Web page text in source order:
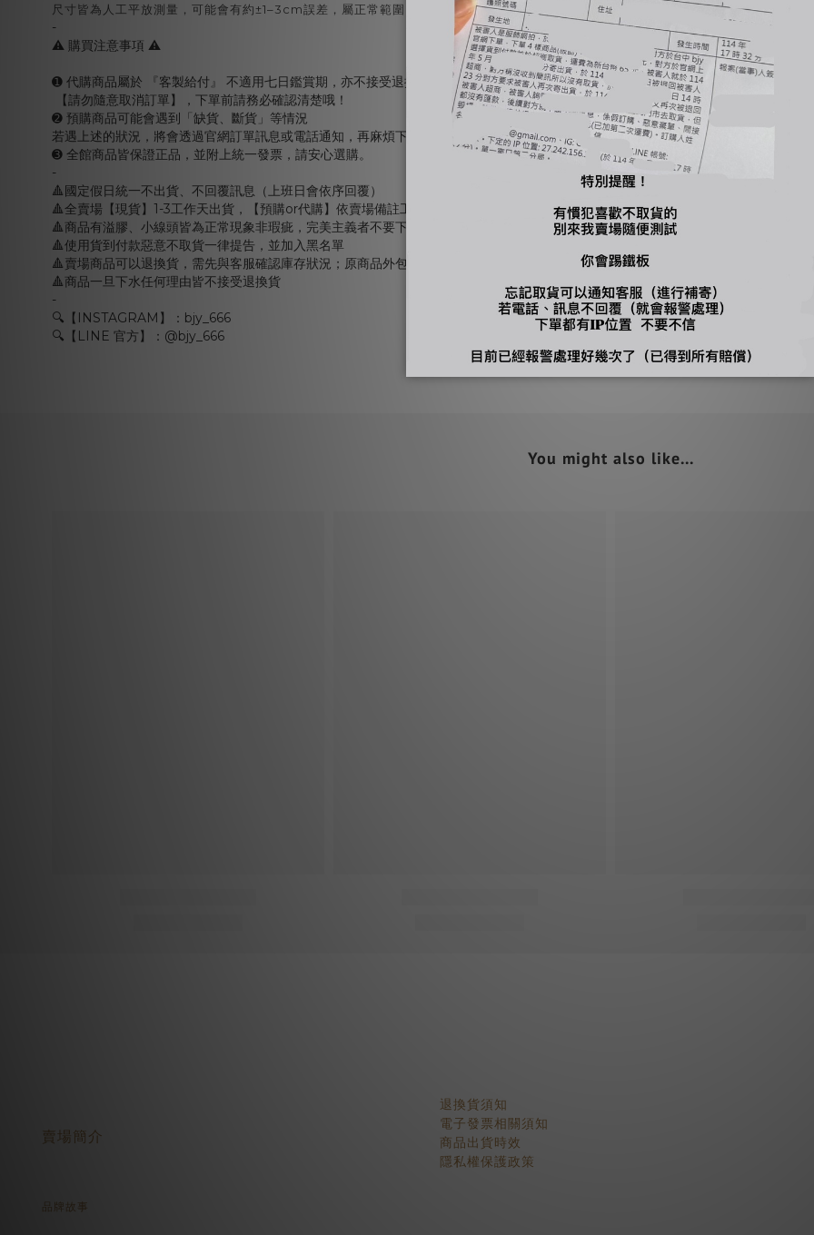
尺寸皆為人工平放測量，可能會有約±1–3cm誤差，屬正常範圍，敬請理解。
-
⚠️ 購買注意事項 ⚠️
➊ 代購商品屬於 『客製給付』 不適用七日鑑賞期，亦不接受退換貨
【請勿隨意取消訂單】，下單前請務必確認清楚哦！
➋ 預購商品可能會遇到「缺貨、斷貨」等情況
若遇上述的狀況，將會透過官網訂單訊息或電話通知，再麻煩下單後多多留意訊息~
➌ 全館商品皆保證正品，並附上統一發票，請安心選購。
-
🔺國定假日統一不出貨、不回覆訊息（上班日會依序回覆）
🔺全賣場【現貨】1-3工作天出貨，【預購or代購】依賣場備註工作天出貨
🔺商品有溢膠、小線頭皆為正常現象非瑕疵，完美主義者不要下單，自行到店面購買
🔺使用貨到付款惡意不取貨一律提告，並加入黑名單
🔺賣場商品可以退換貨，需先與客服確認庫存狀況；原商品外包裝必須保持完整＆吊牌不能拆剪才能退換貨（退換貨須知請詳售後小卡）
🔺商品一旦下水任何理由皆不接受退換貨
-
🔍【INSTAGRAM】：bjy_666
🔍【LINE 官方】：@bjy_666
You might also like...
賣場簡介
品牌故事
退換貨須知
電子發票相關須知
商品出貨時效
隱私權保護政策